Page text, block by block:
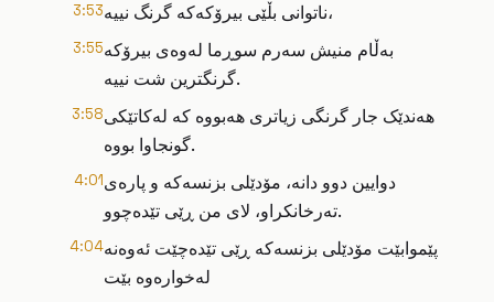
3:53 ناتوانی بڵێی بیرۆکەکە گرنگ نییە،
3:55بەڵام منیش سەرم سوڕما لەوەی بیرۆکە
گرنگترین شت نییە.
3:58هەندێک جار گرنگی زیاتری هەبووە کە لەکاتێکی
گونجاوا بووە.
4:01دوایین دوو دانە، مۆدێلی بزنسەکە و پارەی
تەرخانکراو، لای من ڕێی تێدەچوو.
4:04پێموابێت مۆدێلی بزنسەکە ڕێی تێدەچێت ئەوەنە
لەخوارەوە بێت